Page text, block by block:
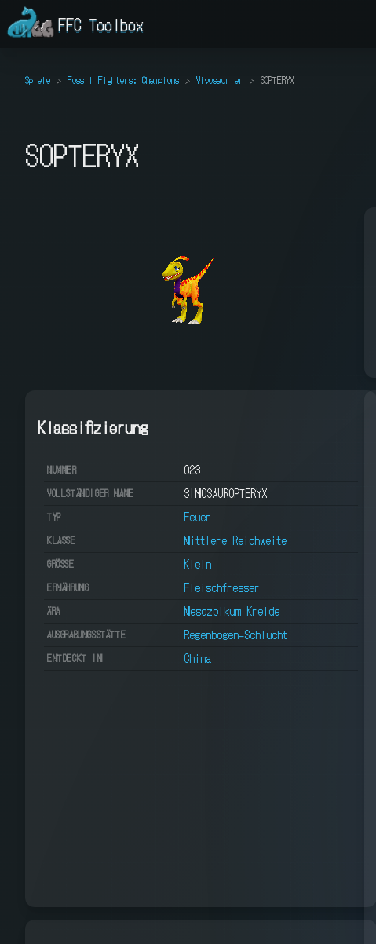
FFC Toolbox
Spiele Fossil Fighters: Champions Vivosaurier SOPTERYX
SOPTERYX
Klassifizierung
NUMMER 023
VOLLSTÄNDIGER NAME SINOSAUROPTERYX
TYP Feuer
KLASSE Mittlere Reichweite
GRÖSSE Klein
ERNÄHRUNG Fleischfresser
ÄRA Mesozoikum Kreide
AUSGRABUNGSSTÄTTE Regenbogen-Schlucht
ENTDECKT IN China